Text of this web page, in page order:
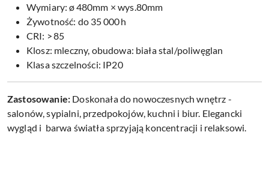
Wymiary: ø 480mm × wys.80mm
Żywotność: do 35 000 h
CRI: > 85
Klosz: mleczny, obudowa: biała stal/poliwęglan
Klasa szczelności: IP20
Zastosowanie: Doskonała do nowoczesnych wnętrz -
salonów, sypialni, przedpokojów, kuchni i biur. Elegancki
wygląd i barwa światła sprzyjają koncentracji i relaksowi.